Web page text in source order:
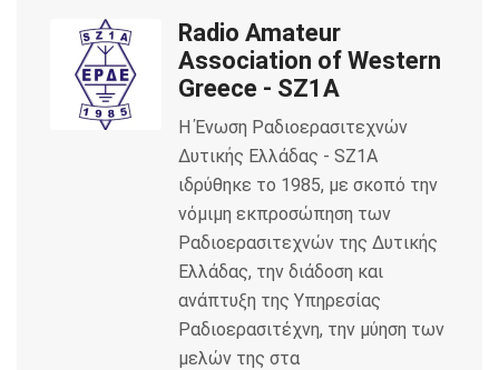
b
o
t
e
l
Radio Amateur
Association of Western
Greece - SZ1A
Η Ένωση Ραδιοερασιτεχνών
Δυτικής Ελλάδας - SZ1A
ιδρύθηκε το 1985, με σκοπό την
νόμιμη εκπροσώπηση των
Ραδιοερασιτεχνών της Δυτικής
Ελλάδας, την διάδοση και
ανάπτυξη της Υπηρεσίας
Ραδιοερασιτέχνη, την μύηση των
μελών της στα